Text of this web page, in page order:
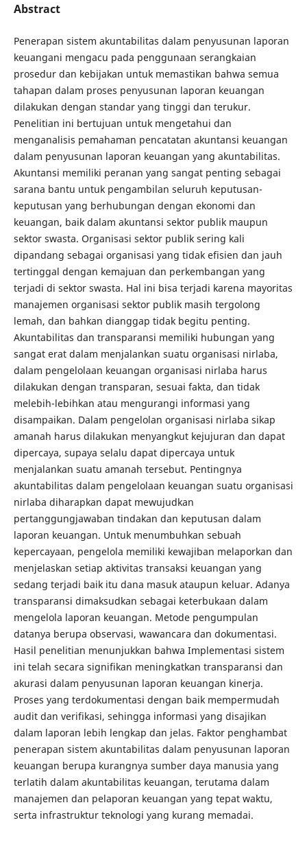
Abstract
Penerapan sistem akuntabilitas dalam penyusunan laporan
keuangani mengacu pada penggunaan serangkaian
prosedur dan kebijakan untuk memastikan bahwa semua
tahapan dalam proses penyusunan laporan keuangan
dilakukan dengan standar yang tinggi dan terukur.
Penelitian ini bertujuan untuk mengetahui dan
menganalisis pemahaman pencatatan akuntansi keuangan
dalam penyusunan laporan keuangan yang akuntabilitas.
Akuntansi memiliki peranan yang sangat penting sebagai
sarana bantu untuk pengambilan seluruh keputusan-
keputusan yang berhubungan dengan ekonomi dan
keuangan, baik dalam akuntansi sektor publik maupun
sektor swasta. Organisasi sektor publik sering kali
dipandang sebagai organisasi yang tidak efisien dan jauh
tertinggal dengan kemajuan dan perkembangan yang
terjadi di sektor swasta. Hal ini bisa terjadi karena mayoritas
manajemen organisasi sektor publik masih tergolong
lemah, dan bahkan dianggap tidak begitu penting.
Akuntabilitas dan transparansi memiliki hubungan yang
sangat erat dalam menjalankan suatu organisasi nirlaba,
dalam pengelolaan keuangan organisasi nirlaba harus
dilakukan dengan transparan, sesuai fakta, dan tidak
melebih-lebihkan atau mengurangi informasi yang
disampaikan. Dalam pengelolan organisasi nirlaba sikap
amanah harus dilakukan menyangkut kejujuran dan dapat
dipercaya, supaya selalu dapat dipercaya untuk
menjalankan suatu amanah tersebut. Pentingnya
akuntabilitas dalam pengelolaan keuangan suatu organisasi
nirlaba diharapkan dapat mewujudkan
pertanggungjawaban tindakan dan keputusan dalam
laporan keuangan. Untuk menumbuhkan sebuah
kepercayaan, pengelola memiliki kewajiban melaporkan dan
menjelaskan setiap aktivitas transaksi keuangan yang
sedang terjadi baik itu dana masuk ataupun keluar. Adanya
transparansi dimaksudkan sebagai keterbukaan dalam
mengelola laporan keuangan. Metode pengumpulan
datanya berupa observasi, wawancara dan dokumentasi.
Hasil penelitian menunjukkan bahwa Implementasi sistem
ini telah secara signifikan meningkatkan transparansi dan
akurasi dalam penyusunan laporan keuangan kinerja.
Proses yang terdokumentasi dengan baik mempermudah
audit dan verifikasi, sehingga informasi yang disajikan
dalam laporan lebih lengkap dan jelas. Faktor penghambat
penerapan sistem akuntabilitas dalam penyusunan laporan
keuangan berupa kurangnya sumber daya manusia yang
terlatih dalam akuntabilitas keuangan, terutama dalam
manajemen dan pelaporan keuangan yang tepat waktu,
serta infrastruktur teknologi yang kurang memadai.